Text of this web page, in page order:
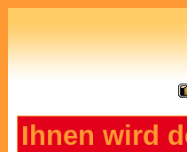
Ihnen wird